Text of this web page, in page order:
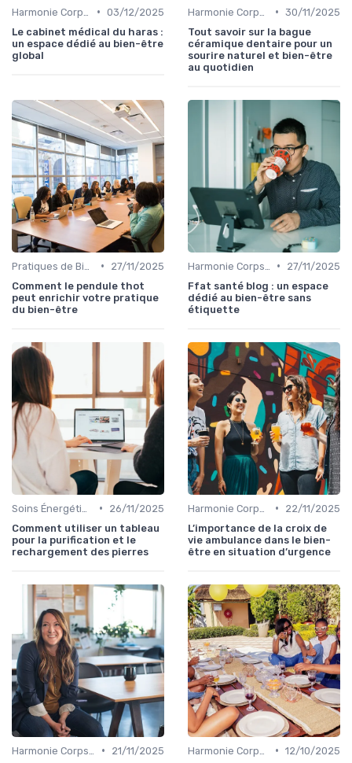
• 03/12/2025
Le cabinet médical du haras :
un espace dédié au bien-être
global
• 30/11/2025
Tout savoir sur la bague
céramique dentaire pour un
sourire naturel et bien-être
au quotidien
•
27/11/2025
Comment le pendule thot
peut enrichir votre pratique
du bien-être
•
27/11/2025
Ffat santé blog : un espace
dédié au bien-être sans
étiquette
•
26/11/2025
Comment utiliser un tableau
pour la purification et le
rechargement des pierres
•
22/11/2025
L’importance de la croix de
vie ambulance dans le bien-
être en situation d’urgence
•
21/11/2025
• 12/10/2025